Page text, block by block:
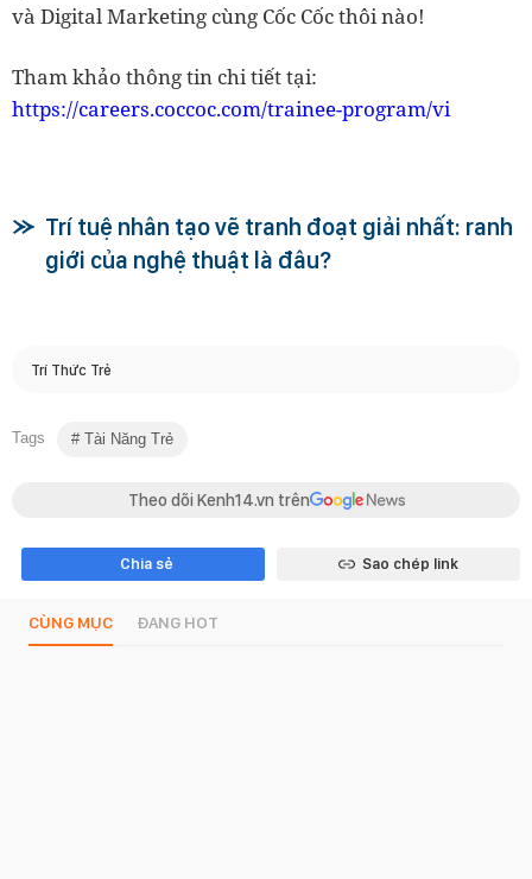
và Digital Marketing cùng Cốc Cốc thôi nào!
Tham khảo thông tin chi tiết tại:
https://careers.coccoc.com/trainee-program/vi
Trí tuệ nhân tạo vẽ tranh đoạt giải nhất: ranh
giới của nghệ thuật là đâu?
Trí Thức Trẻ
Tags Tài Năng Trẻ
Theo dõi Kenh14.vn trên
Chia sẻ Sao chép link
CÙNG MỤC ĐANG HOT